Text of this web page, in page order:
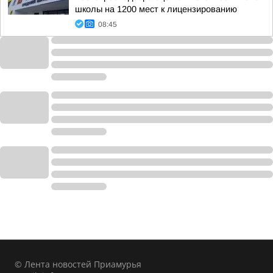
школы на 1200 мест к лицензированию
08:45
© Лента новостей Приамурья